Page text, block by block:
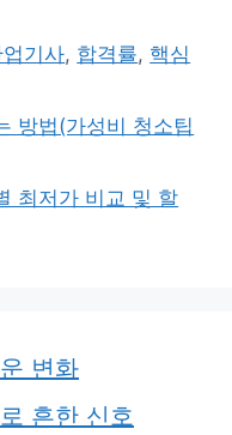
기사, 합격률, 핵심
방법(가성비 청소팁
최저가 비교 및 할
변화
흔한 신호